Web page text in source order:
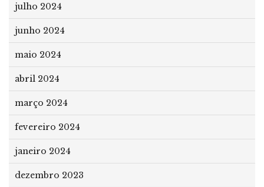
julho 2024
junho 2024
maio 2024
abril 2024
março 2024
fevereiro 2024
janeiro 2024
dezembro 2023